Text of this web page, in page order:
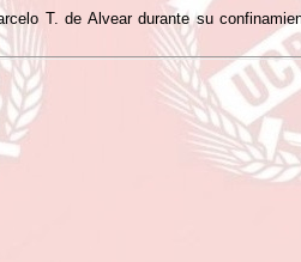
T. de Alvear durante su